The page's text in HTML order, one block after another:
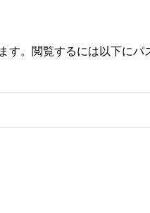
。閲覧するには以下にパ